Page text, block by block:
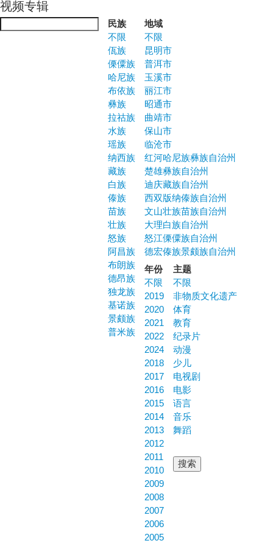
视频专辑
民族
不限
佤族
傈僳族
哈尼族
布依族
彝族
拉祜族
水族
瑶族
纳西族
藏族
白族
傣族
苗族
壮族
怒族
阿昌族
布朗族
德昂族
独龙族
基诺族
景颇族
普米族
地域
不限
昆明市
普洱市
玉溪市
丽江市
昭通市
曲靖市
保山市
临沧市
红河哈尼族彝族自治州
楚雄彝族自治州
迪庆藏族自治州
西双版纳傣族自治州
文山壮族苗族自治州
大理白族自治州
怒江傈僳族自治州
德宏傣族景颇族自治州
年份
不限
2019
2020
2021
2022
2024
2018
2017
2016
2015
2014
2013
2012
2011
2010
2009
2008
2007
2006
2005
主题
不限
非物质文化遗产
体育
教育
纪录片
动漫
少儿
电视剧
电影
语言
音乐
舞蹈